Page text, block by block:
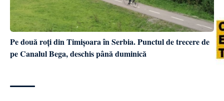
Pe două roți din Timișoara în Serbia. Punctul de trecere de
pe Canalul Bega, deschis până duminică